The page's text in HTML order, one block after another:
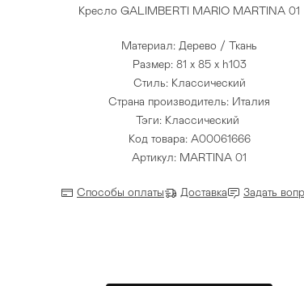
Кресло GALIMBERTI MARIO MARTINA 01
Материал: Дерево / Ткань
Размер: 81 x 85 x h103
Стиль: Классический
Страна производитель: Италия
Тэги: Классический
Код товара: A00061666
Артикул: MARTINA 01
Способы оплаты Доставка Задать